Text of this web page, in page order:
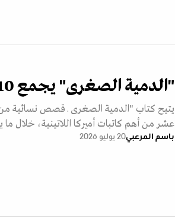
"الدمية الصغرى" يجمع 10 كاتبات من أميركا اللاتينية
يتيح كتاب "الدمية الصغرى ـ قصص نسائية من
عشر من أهم كاتبات أميركا اللاتينية، خلال ما
باسم المرعبي20 يوليو 2026